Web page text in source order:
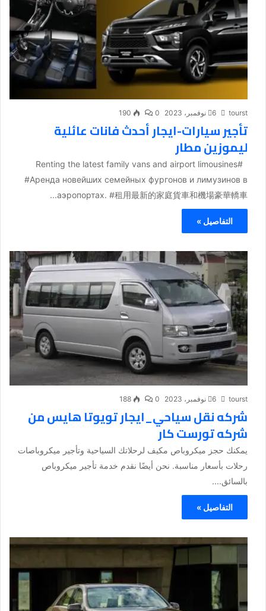
tourst 6 نوفمبر، 2023 0
190
تأجير سيارات-ايجار أحدث فانات عائلية
ليموزين مطار
#Renting the latest family vans and airport limousines
#Аренда новейших семейных фургонов и лимузинов в
аэропортах. #租用最新的家庭貨車和機場豪華轎車...
التفاصيل »
tourst 6 نوفمبر، 2023 0
188
شركه نقل سياحي_ايجار تويوتا هايس من
شركه تورست كار
يمكنك حجز ميكروباص مكيف لرحلاتك السياحية وتأجير ميكروباصات
رحلات بأسعار مناسبة. نحن أيضًا نقدم خدمة تأجير ميكروباص
بالسائق....
التفاصيل »